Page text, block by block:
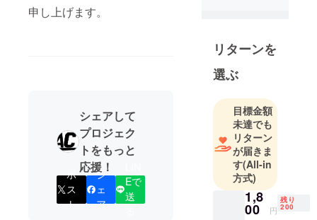
申し上げます。
シェアして
プロジェク
トをもっと
応援！
ポ
ス
ト
シ
ェ
ア
Eで
送
を解決する
サービスを
提供し、社
会に貢献し
ます」を経
営理念に、
ジャンルに
拘らず世の
中のお役に
立てる商品
開発を目指
リターンを
選ぶ
目標金額
未達でも
リターン
が届きま
す(All-in
方式)
1,8
00 円
残り
200